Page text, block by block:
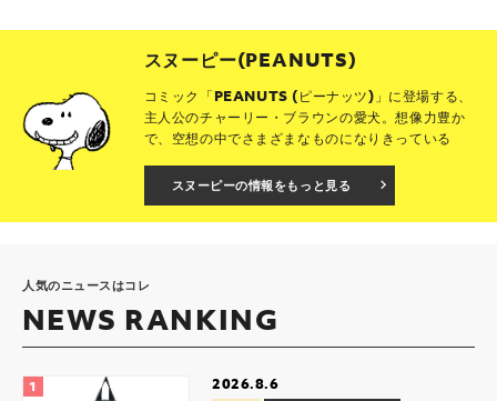
スヌーピー(PEANUTS)
コミック「PEANUTS (ピーナッツ)」に登場する、
主人公のチャーリー・ブラウンの愛犬。想像力豊か
で、空想の中でさまざまなものになりきっている
スヌーピーの情報をもっと見る
人気のニュースはコレ
NEWS RANKING
2026.8.6